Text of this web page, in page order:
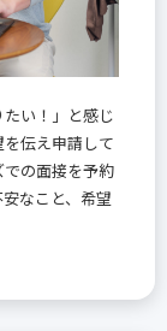
い！」と感じ
伝え申請して
の面接を予約
なこと、希望